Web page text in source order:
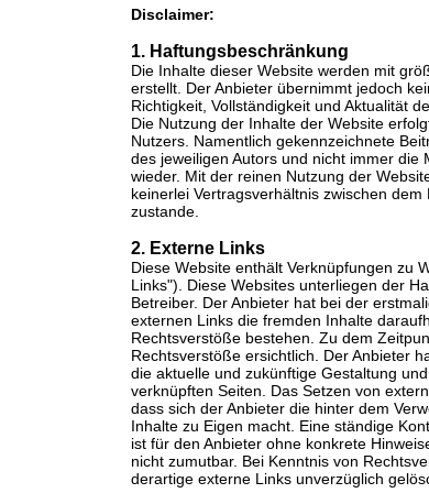
Disclaimer:
1. Haftungsbeschränkung
Die Inhalte dieser Website werden mit
erstellt. Der Anbieter übernimmt jedoch
Richtigkeit, Vollständigkeit und Aktualität
Die Nutzung der Inhalte der Website
Nutzers. Namentlich gekennzeichnete
des jeweiligen Autors und nicht immer die
wieder. Mit der reinen Nutzung der
keinerlei Vertragsverhältnis zwischen
zustande.
2. Externe Links
Diese Website enthält Verknüpfungen zu
Links"). Diese Websites unterliegen der
Betreiber. Der Anbieter hat bei der
externen Links die fremden Inhalte
Rechtsverstöße bestehen. Zu dem
Rechtsverstöße ersichtlich. Der Anbieter
die aktuelle und zukünftige Gestaltung
verknüpften Seiten. Das Setzen von
dass sich der Anbieter die hinter dem
Inhalte zu Eigen macht. Eine ständige
ist für den Anbieter ohne konkrete
nicht zumutbar. Bei Kenntnis von
derartige externe Links unverzüglich